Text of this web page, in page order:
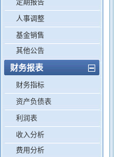
定期报告
人事调整
基金销售
其他公告
财务报表
财务指标
资产负债表
利润表
收入分析
费用分析